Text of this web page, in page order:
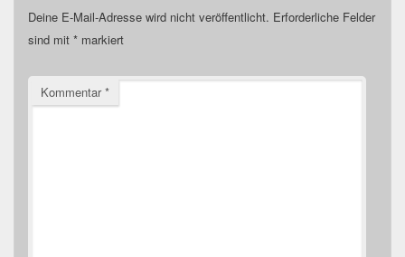
Deine E-Mail-Adresse wird nicht veröffentlicht. Erforderliche Felder
sind mit * markiert
Kommentar*